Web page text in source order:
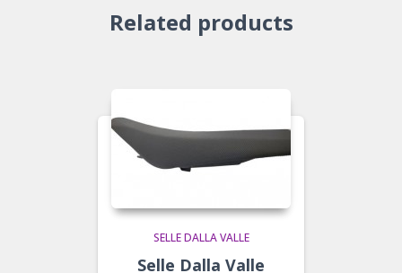
Related products
SELLE DALLA VALLE
Selle Dalla Valle